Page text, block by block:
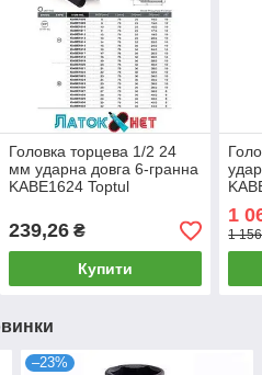
Головка торцева 1/2 24
мм ударна довга 6-гранна
KABE1624 Toptul
239,26₴
Купити
1
1
–23%